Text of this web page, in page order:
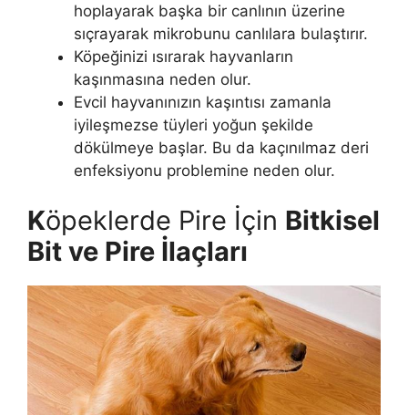
hoplayarak başka bir canlının üzerine
sıçrayarak mikrobunu canlılara bulaştırır.
Köpeğinizi ısırarak hayvanların
kaşınmasına neden olur.
Evcil hayvanınızın kaşıntısı zamanla
iyileşmezse tüyleri yoğun şekilde
dökülmeye başlar. Bu da kaçınılmaz deri
enfeksiyonu problemine neden olur.
Köpeklerde Pire İçin Bitkisel
Bit ve Pire İlaçları